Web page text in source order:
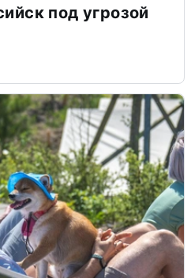
под угрозой